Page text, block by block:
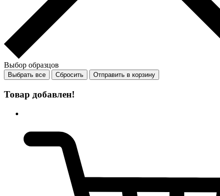
Выбор образцов
Выбрать все Сбросить Отправить в корзину
Товар добавлен!